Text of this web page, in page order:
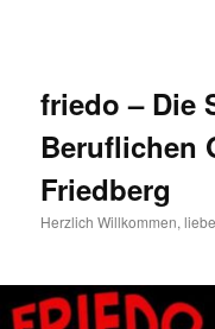
friedo – Die
Beruflichen
Friedberg
Herzlich Willkommen,